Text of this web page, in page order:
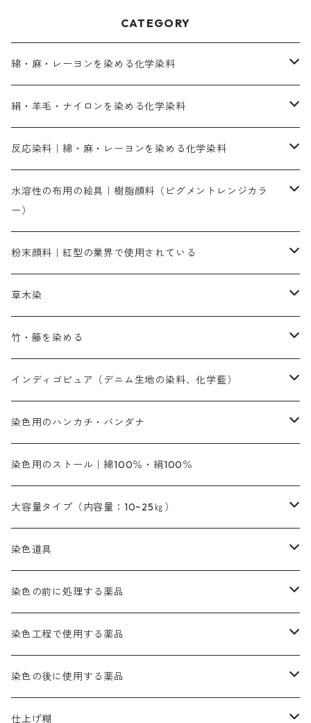
CATEGORY
綿・麻・レーヨンを染める化学染料
直接染料－染色手順が簡単
人気のおすすめ直接染料
染色に必要な薬品類
橙色系
青色系
紫色系
緑色系
茶色系
染料一覧ー100g入り
絹・羊毛・ナイロンを染める化学染料
お買い得品
染料一覧
人気のおすすめ染料
橙色系
緑色系
茶色系
灰色系
黒色系
染色に必要な薬品類
補助薬品
反応染料｜綿・麻・レーヨンを染める化学染料
お勧めの3原色（赤・青・黄色）
お勧め｜スミフィックス～
3原色以外の色目
赤色
茶色｜20g入りのみ公開
灰色｜20g入りのみ公開
黒色
染色に必要な薬品
アルカリ剤
補助薬品
捺染に必要な材料
捺染糊
水溶性の布用の絵具｜樹脂顔料（ピグメントレンジカラ
ー）
ネオカラー（色）
内容量：100g
内容量：500g
バィンダー（定着剤）
増粘剤
黄色系
エロ―M3G｜定番の色合い
エロー ＭＧＲ｜明るい緑みの黄色
オレンジ系
オレンヂMG｜黄みの橙色
オレンヂMGD（定番の色合い）
赤色系
レットMFB｜赤色（定番の色合い）
レットMG｜黄みの朱色
青色系
ネビーブルーMB（定番の色合い）
ブルーMB（定番の色合い）
紫色系
バイオレットMFB
緑色系
ダークグリンMG（定番の色合い）
グリーンMB｜緑色
茶色系
ダークブロンMFB｜こげ茶色
ブロンHNR｜こげ茶色
黒色系
ブラックMK（赤みの黒色）
白色系（定番の色合い）
粉末顔料｜紅型の業界で使用されている
赤色系
本洋紅
代用朱黄色口
黄色系
ファストエロ―10GN（鮮やかな黄色）
ファストエロ―5GN（黄色）
青色系
NSBAブルー
群青
白色｜胡粉
黒色｜在庫処分特価
緑色｜在庫処分特価
茶色｜在庫処分特価
草木染
植物染料
人気のおすすめ植物染料
インド茜・西洋茜の個別販売
カッチ｜茶系
霧島産・晩秋茶｜黄金色（赤みの黄色）｜準備中
濃染処理剤｜ソルバックスPS－900
媒染剤
アルミ媒染剤
鉄媒染剤
ソーダ灰｜アルカリ性のPH調整剤
藍染
ぶどう糖
ハイドロサルファイトコンク
染色用途のハンカチ・バンダナ
45cm×45cm（ハンカチ）｜端の始末も綿糸｜タグなし
54cm×54cm（バンダナ）｜端の始末も綿糸｜タグなし
竹・籐を染める
人気のおすすめ竹・藤を染める染料
塩基性染料（混色可能）
ビスマークブロンB｜赤茶色
塩基性エロ―｜液体タイプ
ローダミンB｜赤紫色｜マゼンダ色
オリジナル染料｜スス竹色｜ミキセットファストブロンGR
インディゴピュア（デニム生地の染料、化学藍）
初心者向けお試しセット販売
インディゴピュア
アルカリ剤
ハイドロサルファイトコンク
酸性剤
染色用のハンカチ・バンダナ
45cm×45cm（ハンカチ）｜端の始末も綿糸｜タグなし
54cm×54cm（バンダナ）｜端の始末も綿糸｜タグなし
染色用のストール｜綿100％・絹100％
大容量タイプ（内容量：10~25㎏）
芒硝｜綿の染色時の吸収促進剤
ソーダ灰｜アルカリ性のPH調整剤
硫酸第一鉄｜鉄媒染剤
染色道具
刷毛
摺込み刷毛（スリコミハケ）ー夏毛（硬いタイプ）
摺込み刷毛（スリコミハケ）ー冬毛（柔らかいタイプ）
ローケツ筆
ローケツ用筆｜1本～販売
ローケツ用筆ー10%off｜20本セットお取り寄せ品
洋型紙（9番手｜中薄口、10番手｜中厚口）
有償サンプル品｜約20cm×27cm
張木｜入荷待ち
染色の前に処理する薬品
精練剤｜汚れ落とし剤｜針状マルセル石鹸
糊落とし剤｜ソルベンCA
濃染処理剤｜ソルバックスPS－900
染色工程で使用する薬品
染料の吸収促進剤
酢酸｜絹・羊毛・ナイロンに使用する
染料のムラ染め抑制剤（均染剤）
染色の後に使用する薬品
ソーピング剤｜未定着の染料を除去すること
仕上げ糊